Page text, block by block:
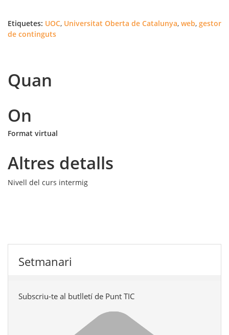
Etiquetes: UOC, Universitat Oberta de Catalunya, web, gestor
de continguts
Quan
On
Format virtual
Altres detalls
Nivell del curs intermig
Setmanari
Subscriu-te al butlletí de Punt TIC